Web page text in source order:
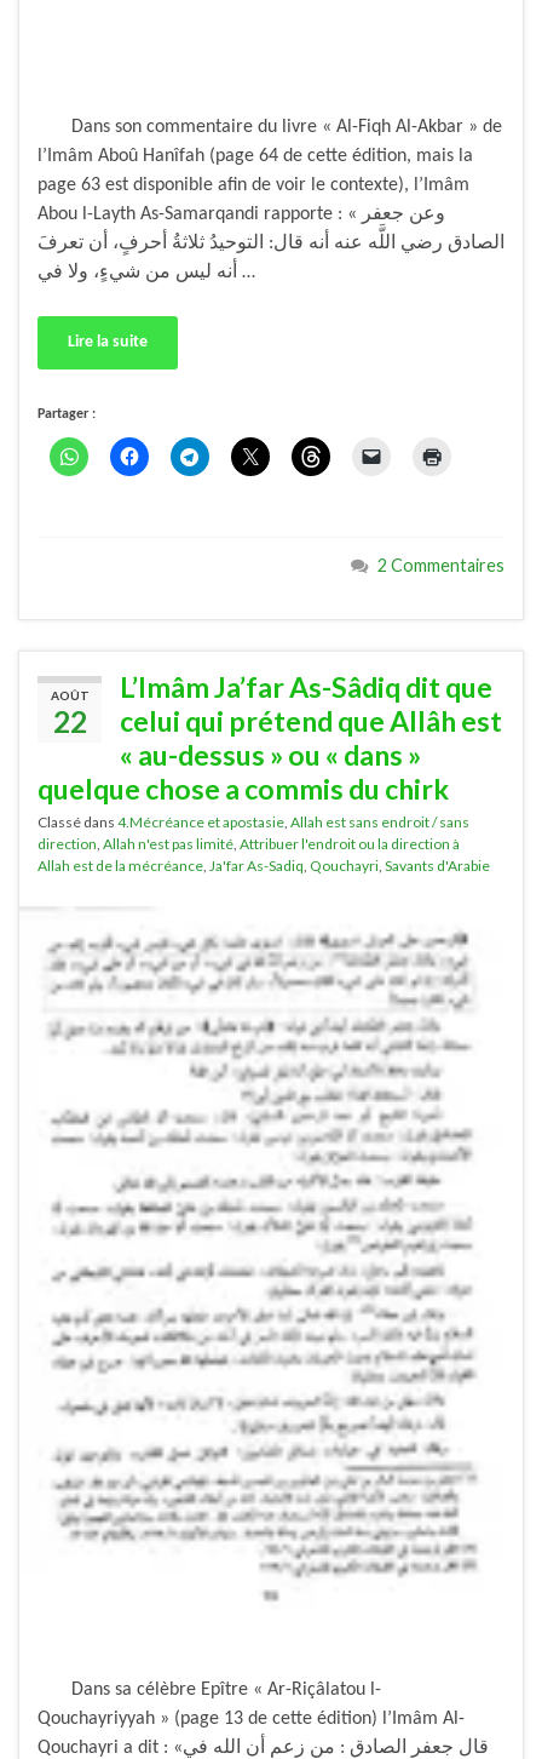
Dans son commentaire du livre « Al-Fiqh Al-Akbar » de
l’Imâm Aboû Hanîfah (page 64 de cette édition, mais la
page 63 est disponible afin de voir le contexte), l’Imâm
Abou l-Layth As-Samarqandi rapporte : « وعن جعفر
الصادق رضي اللَّه عنه أنه قال: التوحيدُ ثلاثةُ أحرفٍ، أن تعرفَ
أنه ليس من شيءٍ، ولا في …
Lire la suite
Partager :
2 Commentaires
AOÛT
22
L’Imâm Ja’far As-Sâdiq dit que
celui qui prétend que Allâh est
« au-dessus » ou « dans »
quelque chose a commis du chirk
Classé dans 4.Mécréance et apostasie, Allah est sans endroit / sans
direction, Allah n'est pas limité, Attribuer l'endroit ou la direction à
Allah est de la mécréance, Ja'far As-Sadiq, Qouchayri, Savants d'Arabie
Dans sa célèbre Epître « Ar-Riçâlatou l-
Qouchayriyyah » (page 13 de cette édition) l’Imâm Al-
Qouchayri a dit : «قال جعفر الصادق : من زعم أن الله في